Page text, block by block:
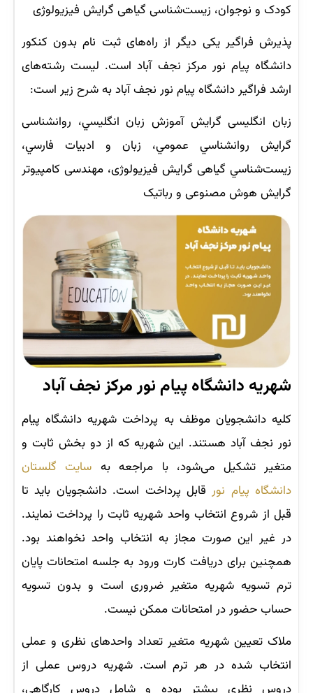
کودک و نوجوان، زیست‌شناسی گیاهی گرایش فیزیولوژی
پذیرش فراگیر یکی دیگر از راه‌های ثبت نام بدون کنکور
دانشگاه پیام نور مرکز نجف آباد است. لیست رشته‌های
ارشد فراگیر دانشگاه پیام نور نجف آباد به شرح زیر است:
زبان انگلیسی گرایش آموزش زبان انگليسي، روانشناسی
گرایش روانشناسي عمومي، زبان و ادبيات فارسي،
زيست‌شناسي گياهی گرايش فيزيولوژی، مهندسی کامپیوتر
گرایش هوش مصنوعی و رباتیک
شهریه دانشگاه پیام نور مرکز نجف آباد
کلیه دانشجویان موظف به پرداخت شهریه دانشگاه پیام
نور نجف آباد هستند. این شهریه که از دو بخش ثابت و
متغیر تشکیل می‌شود، با مراجعه به سایت گلستان
دانشگاه پیام نورقابل پرداخت است. دانشجویان باید تا
قبل از شروع انتخاب واحد شهریه ثابت را پرداخت نمایند.
در غیر این ‌صورت مجاز به انتخاب واحد نخواهند بود.
همچنین برای دریافت کارت ورود به جلسه امتحانات پایان
ترم تسویه شهریه متغیر ضروری است و بدون تسویه
حساب حضور در امتحانات ممکن نیست.
ملاک تعیین شهریه متغیر تعداد واحدهای نظری و عملی
انتخاب شده در هر ترم است. شهریه دروس عملی از